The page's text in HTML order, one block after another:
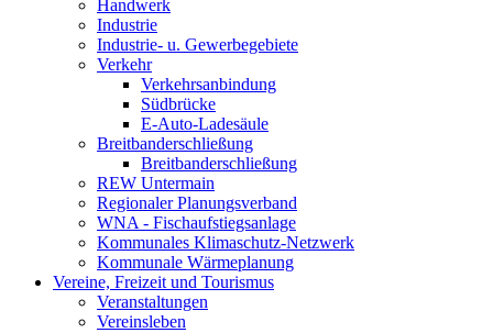
Handwerk
Industrie
Industrie- u. Gewerbegebiete
Verkehr
Verkehrsanbindung
Südbrücke
E-Auto-Ladesäule
Breitbanderschließung
Breitbanderschließung
REW Untermain
Regionaler Planungsverband
WNA - Fischaufstiegsanlage
Kommunales Klimaschutz-Netzwerk
Kommunale Wärmeplanung
Vereine, Freizeit und Tourismus
Veranstaltungen
Vereinsleben